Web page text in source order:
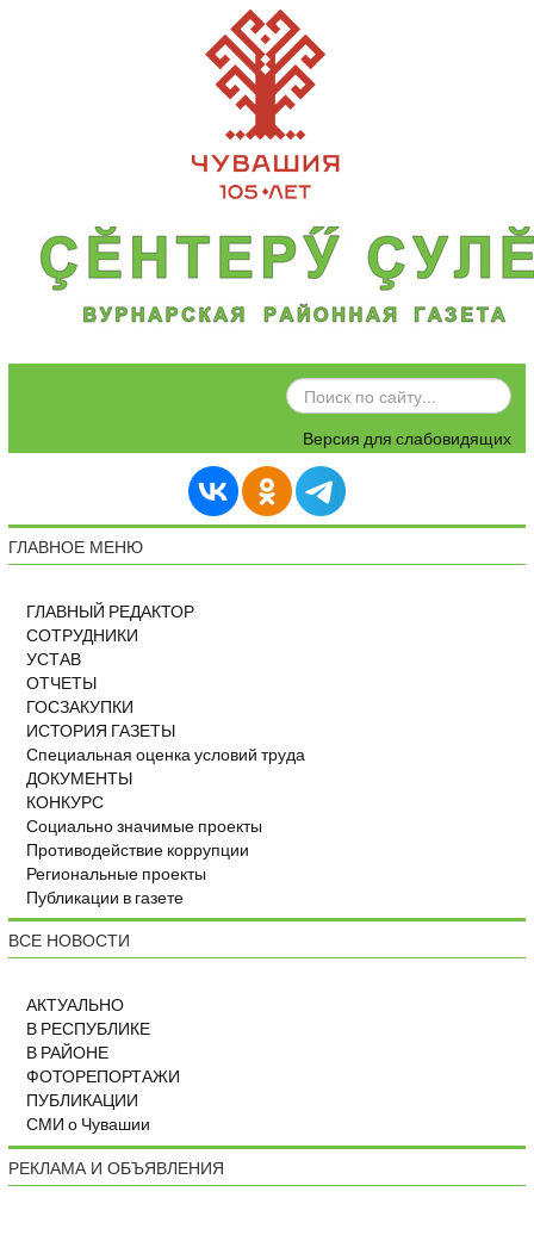
ИСКАТЬ...
Версия для слабовидящих
ГЛАВНОЕ МЕНЮ
ГЛАВНЫЙ РЕДАКТОР
СОТРУДНИКИ
УСТАВ
ОТЧЕТЫ
ГОСЗАКУПКИ
ИСТОРИЯ ГАЗЕТЫ
Специальная оценка условий труда
ДОКУМЕНТЫ
КОНКУРС
Социально значимые проекты
Противодействие коррупции
Региональные проекты
Публикации в газете
ВСЕ НОВОСТИ
АКТУАЛЬНО
В РЕСПУБЛИКЕ
В РАЙОНЕ
ФОТОРЕПОРТАЖИ
ПУБЛИКАЦИИ
СМИ о Чувашии
РЕКЛАМА И ОБЪЯВЛЕНИЯ